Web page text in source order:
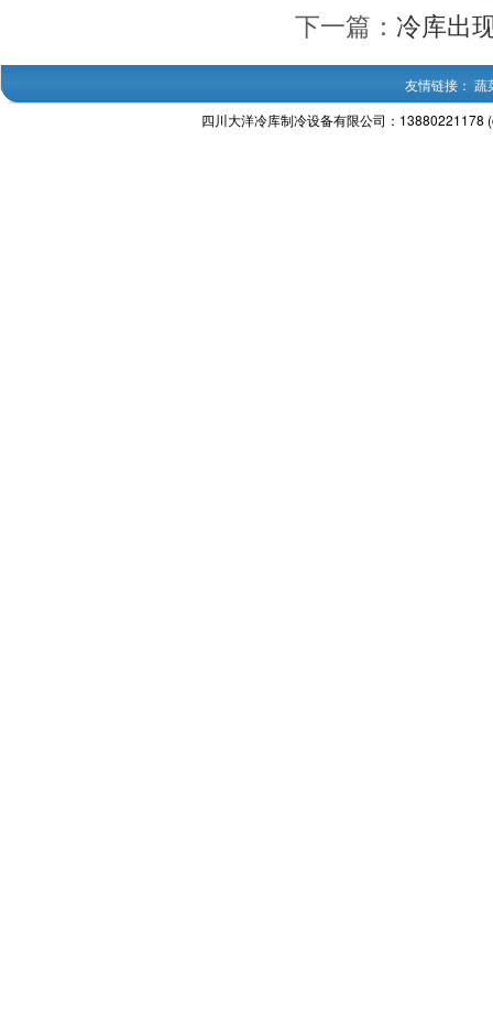
下一篇： 冷库出
友情链接： 蔬
四川大洋冷库制冷设备有限公司：13880221178